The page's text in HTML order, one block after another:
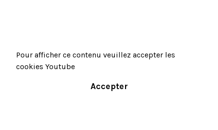
Pour afficher ce contenu veuillez accepter les
cookies Youtube
Accepter